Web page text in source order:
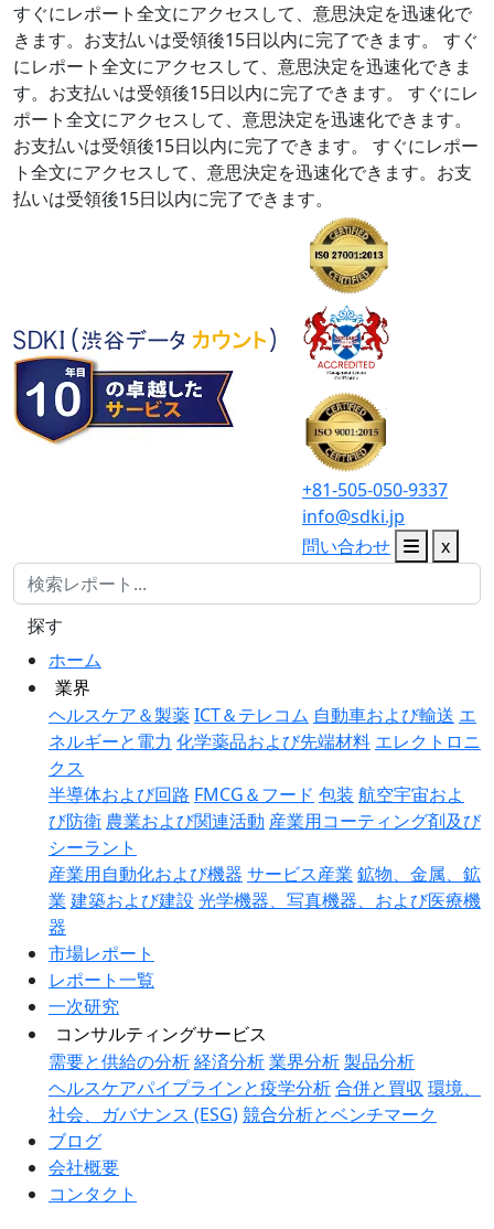
すぐにレポート全文にアクセスして、意思決定を迅速化で
きます。お支払いは受領後15日以内に完了できます。
すぐ
にレポート全文にアクセスして、意思決定を迅速化できま
す。お支払いは受領後15日以内に完了できます。
すぐにレ
ポート全文にアクセスして、意思決定を迅速化できます。
お支払いは受領後15日以内に完了できます。
すぐにレポー
ト全文にアクセスして、意思決定を迅速化できます。お支
払いは受領後15日以内に完了できます。
+81-505-050-9337
info@sdki.jp
問い合わせ
x
ホーム
業界
ヘルスケア＆製薬ICT＆テレコム 自動車および輸送 エ
ネルギーと電力 化学薬品および先端材料 エレクトロニ
クス
半導体および回路 FMCG＆フード 包装 航空宇宙およ
び防衛 農業および関連活動 産業用コーティング剤及び
シーラント
産業用自動化および機器 サービス産業 鉱物、金属、鉱
業 建築および建設 光学機器、写真機器、および医療機
器
市場レポート
レポート一覧
一次研究
コンサルティングサービス
需要と供給の分析経済分析業界分析製品分析
ヘルスケアパイプラインと疫学分析合併と買収 環境、
社会、ガバナンス (ESG)競合分析とベンチマーク
ブログ
会社概要
コンタクト
探す